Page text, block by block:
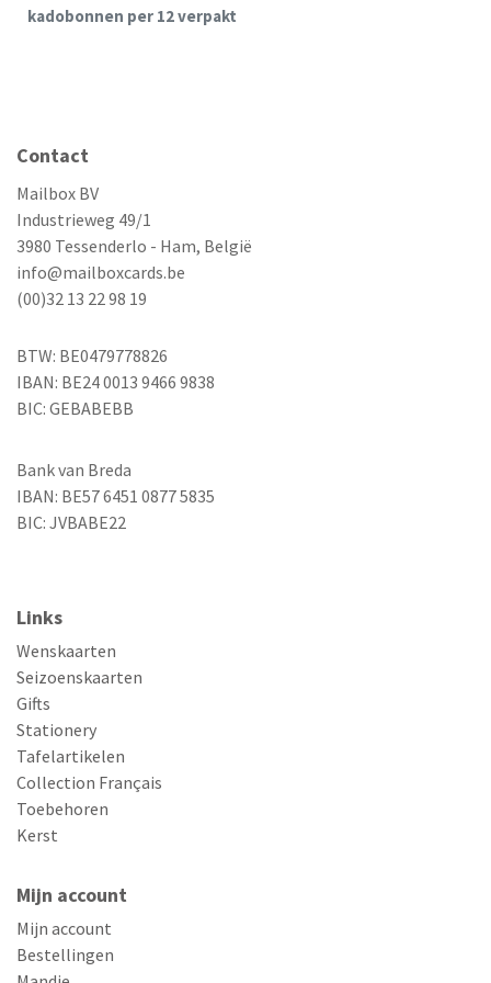
kadobonnen per 12 verpakt
Contact
Mailbox BV
Industrieweg 49/1
3980 Tessenderlo - Ham, België
info@mailboxcards.be
(00)32 13 22 98 19
BTW: BE0479778826
IBAN: BE24 0013 9466 9838
BIC: GEBABEBB
Bank van Breda
IBAN: BE57 6451 0877 5835
BIC: JVBABE22
Links
Wenskaarten
Seizoenskaarten
Gifts
Stationery
Tafelartikelen
Collection Français
Toebehoren
Kerst
Mijn account
Mijn account
Bestellingen